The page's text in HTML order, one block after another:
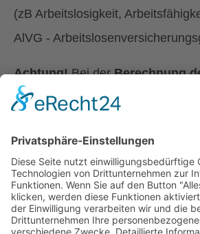
(zB Arbeitslosigkeit,
AlVG -
Achtung!Bei derBerechnung
Notstandshilfewird das
Österreichische
Stand: 13.4.2026